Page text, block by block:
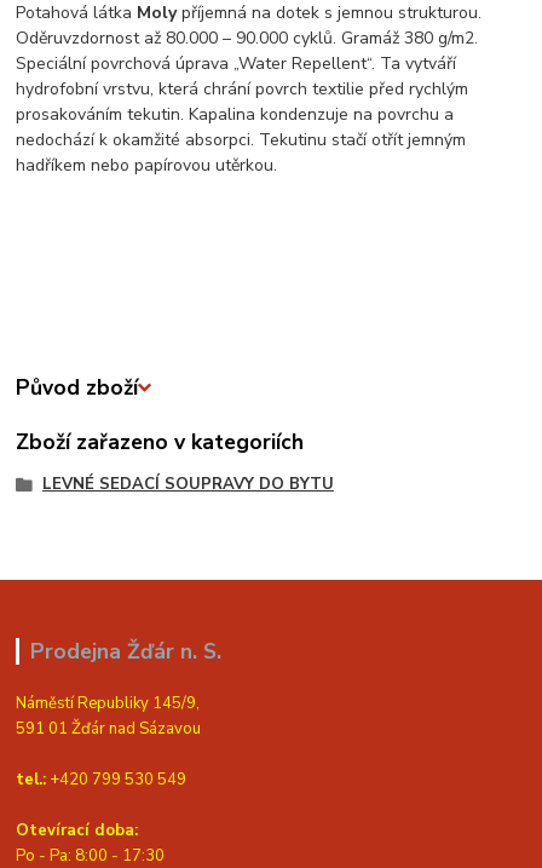
Potahová látka Molypříjemná na dotek s jemnou strukturou.
Oděruvzdornost až 80.000 – 90.000 cyklů. Gramáž 380 g/m2.
Speciální povrchová úprava „Water Repellent“. Ta vytváří
hydrofobní vrstvu, která chrání povrch textilie před rychlým
prosakováním tekutin. Kapalina kondenzuje na povrchu a
nedochází k okamžité absorpci. Tekutinu stačí otřít jemným
hadříkem nebo papírovou utěrkou.
Původ zboží
Zboží zařazeno v kategoriích
LEVNÉ SEDACÍ SOUPRAVY DO BYTU
Prodejna Žďár n. S.
Náměstí Republiky 145/9,
591 01 Žďár nad Sázavou
tel.: +420 799 530 549
Otevírací doba:
Po - Pa: 8:00 - 17:30